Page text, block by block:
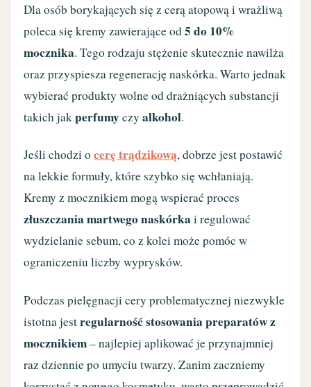
Dla osób borykających się z cerą atopową i wrażliwą
poleca się kremy zawierające od5 do 10%
mocznika. Tego rodzaju stężenie skutecznie nawilża
oraz przyspiesza regenerację naskórka. Warto jednak
wybierać produkty wolne od drażniących substancji
takich jakperfumyczyalkohol.
Jeśli chodzi ocerę trądzikową, dobrze jest postawić
na lekkie formuły, które szybko się wchłaniają.
Kremy z mocznikiem mogą wspierać proces
złuszczania martwego naskórka i regulować
wydzielanie sebum, co z kolei może pomóc w
ograniczeniu liczby wyprysków.
Podczas pielęgnacji cery problematycznej niezwykle
istotna jestregularność stosowania preparatów z
mocznikiem– najlepiej aplikować je przynajmniej
raz dziennie po umyciu twarzy. Zanim zaczniemy